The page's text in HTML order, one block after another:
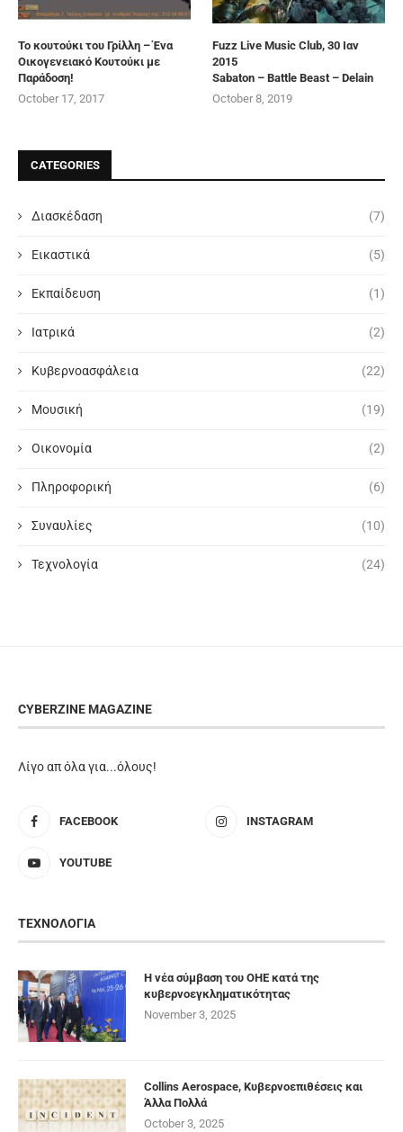
Το κουτούκι του Γρίλλη – Ένα
Οικογενειακό Κουτούκι με
Παράδοση!
October 17, 2017
Fuzz Live Music Club, 30 Ιαν
2015
Sabaton – Battle Beast – Delain
October 8, 2019
CATEGORIES
Διασκέδαση (7)
Εικαστικά (5)
Εκπαίδευση (1)
Ιατρικά (2)
Κυβερνοασφάλεια (22)
Μουσική (19)
Οικονομία (2)
Πληροφορική (6)
Συναυλίες (10)
Τεχνολογία (24)
CYBERZINE MAGAZINE
Λίγο απ όλα για...όλους!
FACEBOOK INSTAGRAM
YOUTUBE
ΤΕΧΝΟΛΟΓΙΑ
Η νέα σύμβαση του ΟΗΕ κατά της
κυβερνοεγκληματικότητας
November 3, 2025
Collins Aerospace, Κυβερνοεπιθέσεις και
Άλλα Πολλά
October 3, 2025